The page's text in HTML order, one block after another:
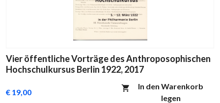
Vier öffentliche Vorträge des Anthroposophischen
Hochschulkursus Berlin 1922, 2017
€ 19,00
In den Warenkorb
legen